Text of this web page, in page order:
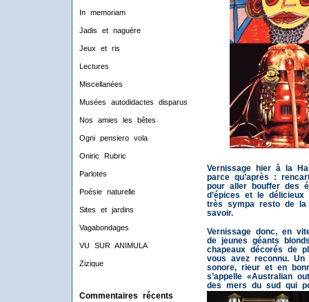
In memoriam
Jadis et naguère
Jeux et ris
Lectures
Miscellanées
Musées autodidactes disparus
Nos amies les bêtes
Ogni pensiero vola
Oniric Rubric
Parlotes
Poésie naturelle
Sites et jardins
Vagabondages
VU SUR ANIMULA
Zizique
Commentaires récents
Vernissage hier à la
parce qu’après :
pour aller bouffer des
d’épices et le délicieux
très sympa resto de la
savoir.
Vernissage donc, en
de jeunes géants
chapeaux décorés de
vous avez reconnu.
sonore, rieur et en
s’appelle «Australian
des mers du sud qui